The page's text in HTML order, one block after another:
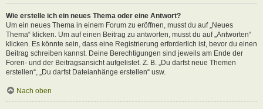
Wie erstelle ich ein neues Thema oder eine Antwort?
Um ein neues Thema in einem Forum zu eröffnen, musst du auf „Neues
Thema“ klicken. Um auf einen Beitrag zu antworten, musst du auf „Antworten“
klicken. Es könnte sein, dass eine Registrierung erforderlich ist, bevor du einen
Beitrag schreiben kannst. Deine Berechtigungen sind jeweils am Ende der
Foren- und der Beitragsansicht aufgelistet. Z. B. „Du darfst neue Themen
erstellen“, „Du darfst Dateianhänge erstellen“ usw.
Nach oben